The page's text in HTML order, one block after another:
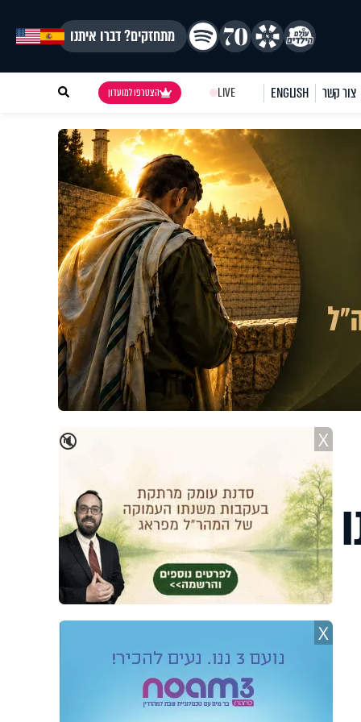
מתחזקים? דברו איתנו
צור קשר ENGLISH
LIVE הצטרפו למועדון
🔇 X
X